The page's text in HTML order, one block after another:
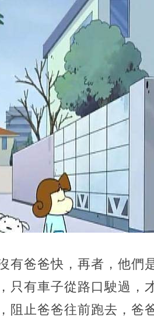
有爸爸快，再者，他們
只有車子從路口駛過，
止爸爸往前跑去，爸